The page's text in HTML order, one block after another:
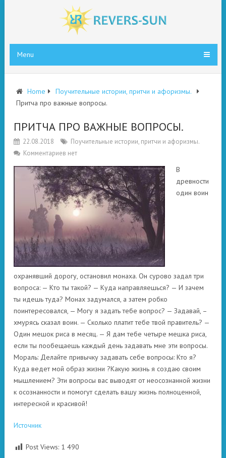
Menu
Home
Поучительные истории, притчи и афоризмы.
Притча про важные вопросы.
ПРИТЧА ПРО ВАЖНЫЕ ВОПРОСЫ.
22.08.2018
Поучительные истории, притчи и афоризмы.
Комментариев нет
В
древности
один воин
охранявший дорогу, остановил монаха. Он сурово задал три
вопроса: — Кто ты такой? — Куда направляешься? — И зачем
ты идешь туда? Монах задумался, а затем робко
поинтересовался, — Могу я задать тебе вопрос? — Задавай, –
хмурясь сказал воин. — Сколько платит тебе твой правитель? —
Один мешок риса в месяц. — Я дам тебе четыре мешка риса,
если ты пообещаешь каждый день задавать мне эти вопросы.
Мораль: Делайте привычку задавать себе вопросы: Кто я?
Куда ведет мой образ жизни ?Какую жизнь я создаю своим
мышлением? Эти вопросы вас выводят от неосознанной жизни
к осознанности и помогут сделать вашу жизнь полноценной,
интересной и красивой!
Источник
Post Views: 1 490